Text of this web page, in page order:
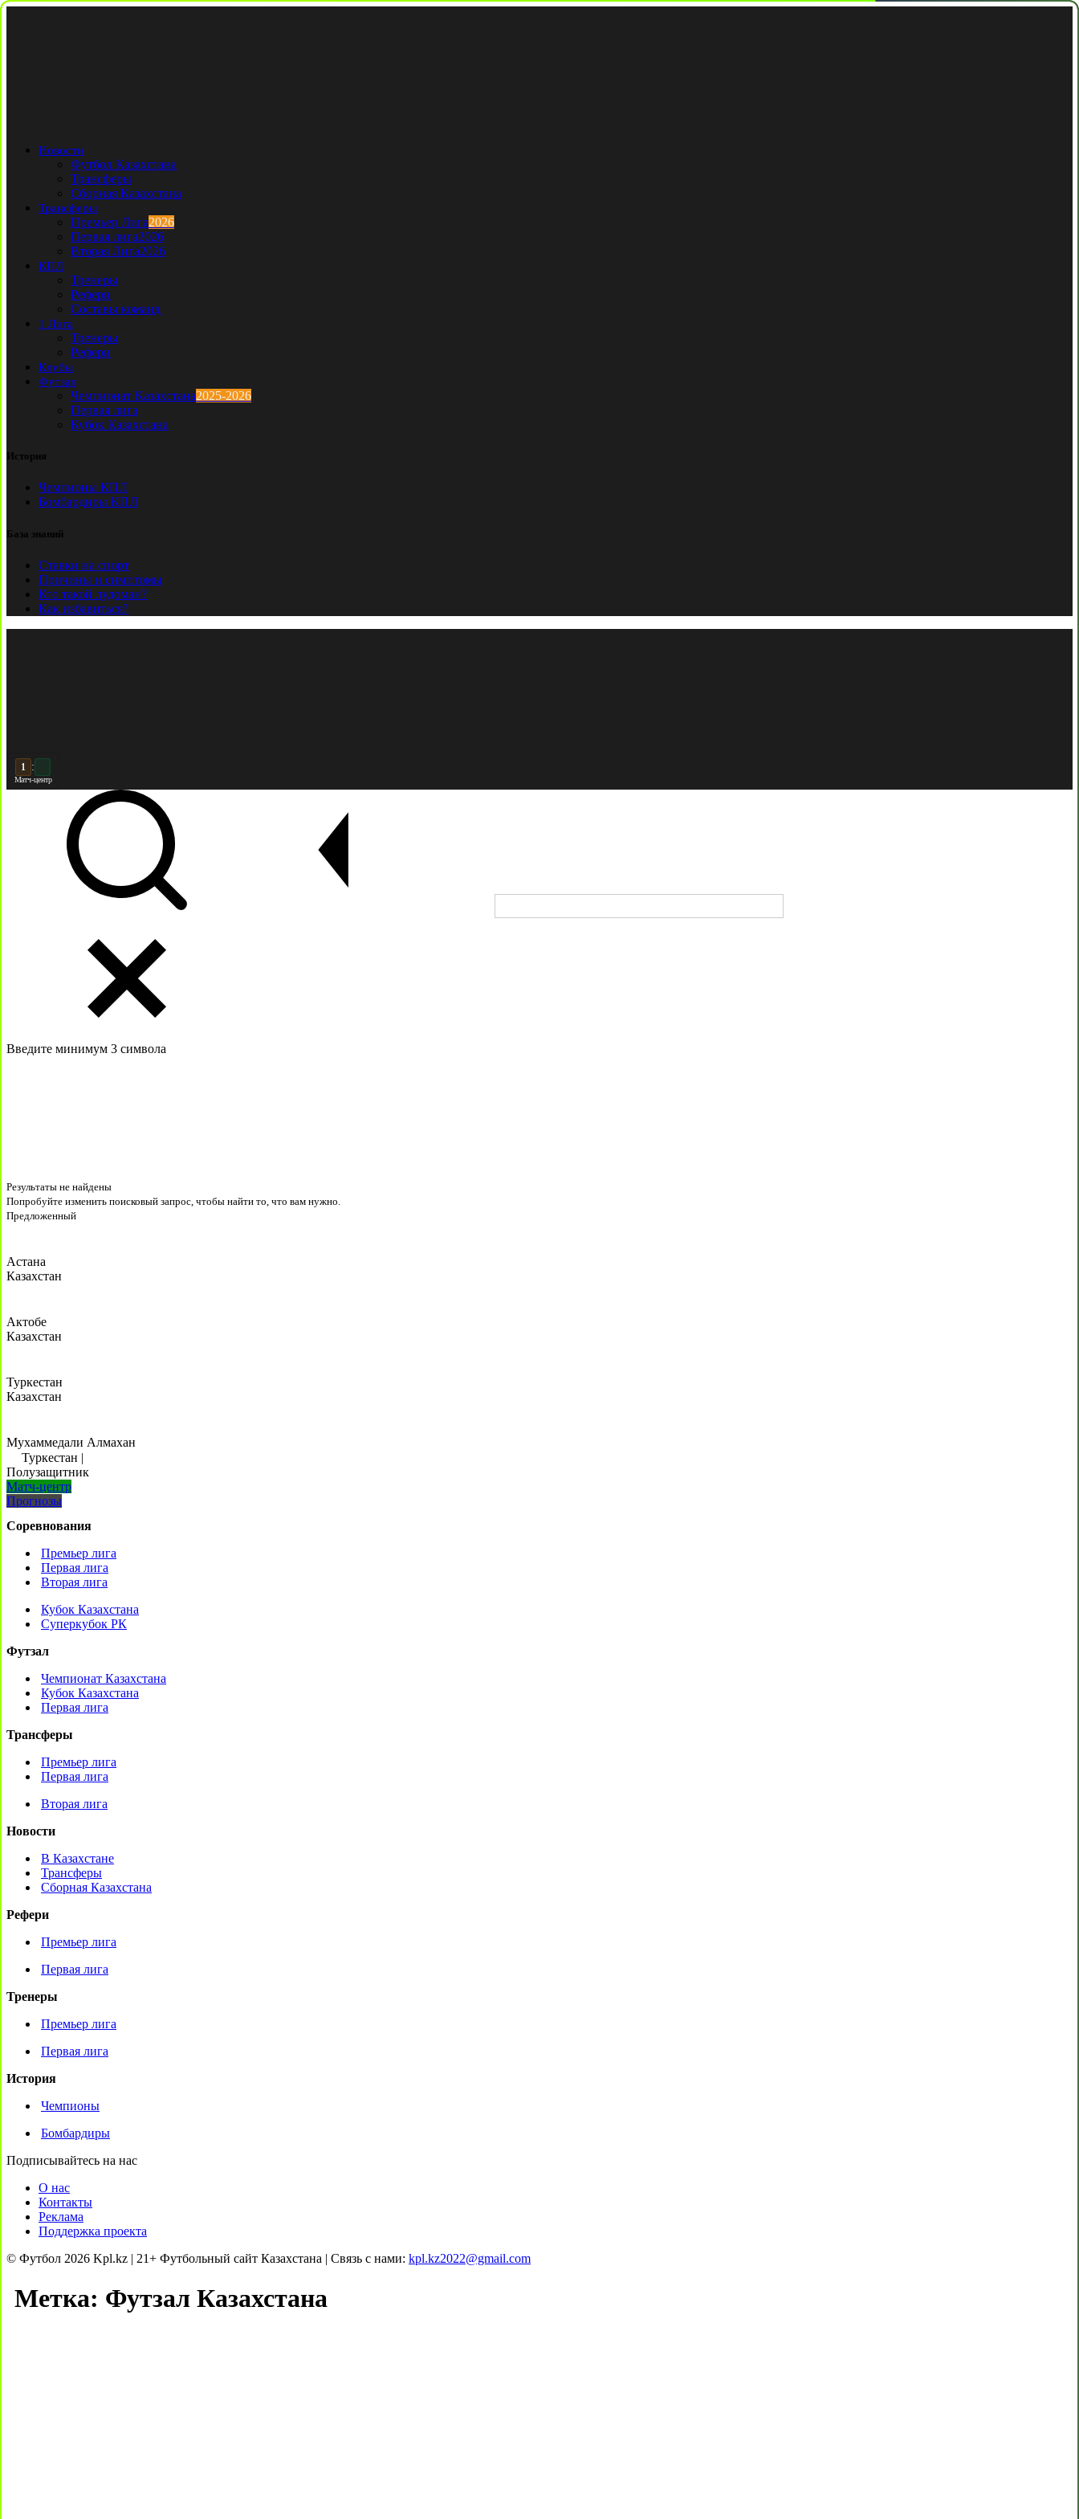
Новости
Футбол Казахстана
Трансферы
Сборная Казахстана
Трансферы
Премьер Лига2026
Первая лига2026
Вторая Лига2026
КПЛ
Тренеры
Рефери
Составы команд
1 Лига
Тренеры
Рефери
Клубы
Футзал
Чемпионат Казахстана2025-2026
Первая лига
Кубок Казахстана
История
Чемпионы КПЛ
Бомбардиры КПЛ
База знаний
Ставки на спорт
Причины и симптомы
Кто такой лудоман?
Как избавиться?
:
Матч-центр
Введите минимум 3 символа
Результаты не найдены
Попробуйте изменить поисковый запрос, чтобы найти то, что вам нужно.
Предложенный
Астана
Казахстан
Актобе
Казахстан
Туркестан
Казахстан
Мухаммедали Алмахан
Туркестан |
Полузащитник
Матч-центр
Прогнозы
Соревнования
Премьер лига
Первая лига
Вторая лига
Кубок Казахстана
Суперкубок РК
Футзал
Чемпионат Казахстана
Кубок Казахстана
Первая лига
Трансферы
Премьер лига
Первая лига
Вторая лига
Новости
В Казахстане
Трансферы
Сборная Казахстана
Рефери
Премьер лига
Первая лига
Тренеры
Премьер лига
Первая лига
История
Чемпионы
Бомбардиры
Подписывайтесь на нас
О нас
Контакты
Реклама
Поддержка проекта
© Футбол 2026 Kpl.kz | 21+ Футбольный сайт Казахстана | Связь с нами: kpl.kz2022@gmail.com
Метка: Футзал Казахстана